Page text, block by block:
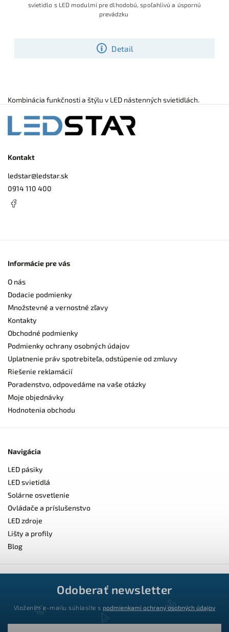
Detail
svietidlo s LED modulmi pre dlhodobú, spoľahlivú a úspornú
prevádzku
Kombinácia funkčnosti a štýlu v LED nástenných svietidlách.
Kontakt
ledstar@ledstar.sk
0914 110 400
Informácie pre vás
O nás
Dodacie podmienky
Množstevné a vernostné zľavy
Kontakty
Obchodné podmienky
Podmienky ochrany osobných údajov
Uplatnenie práv spotrebiteľa, odstúpenie od zmluvy
Riešenie reklamácií
Poradenstvo, odpovedáme na vaše otázky
Moje objednávky
Hodnotenia obchodu
Navigácia
LED pásiky
LED svietidlá
Solárne osvetlenie
Ovládače a príslušenstvo
LED zdroje
Lišty a profily
Blog
Odoberať newsletter
Vložením e-mailu súhlasíte s podmienkami ochrany osobných údajov